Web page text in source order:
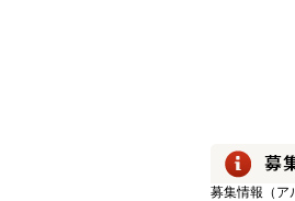
募集情報（ア